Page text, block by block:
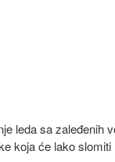
leda sa zaleđenih
koja će lako